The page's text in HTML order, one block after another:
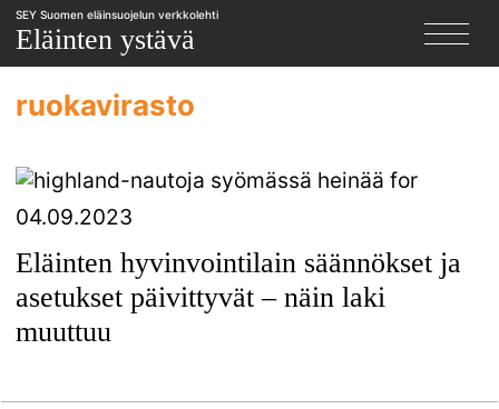
SEY Suomen eläinsuojelun verkkolehti
Eläinten ystävä
ruokavirasto
04.09.2023
Eläinten hyvinvointilain säännökset ja
asetukset päivittyvät – näin laki
muuttuu